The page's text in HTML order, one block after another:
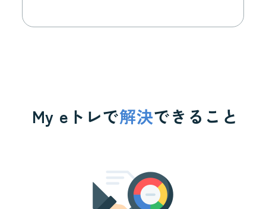
My eトレで解決できること